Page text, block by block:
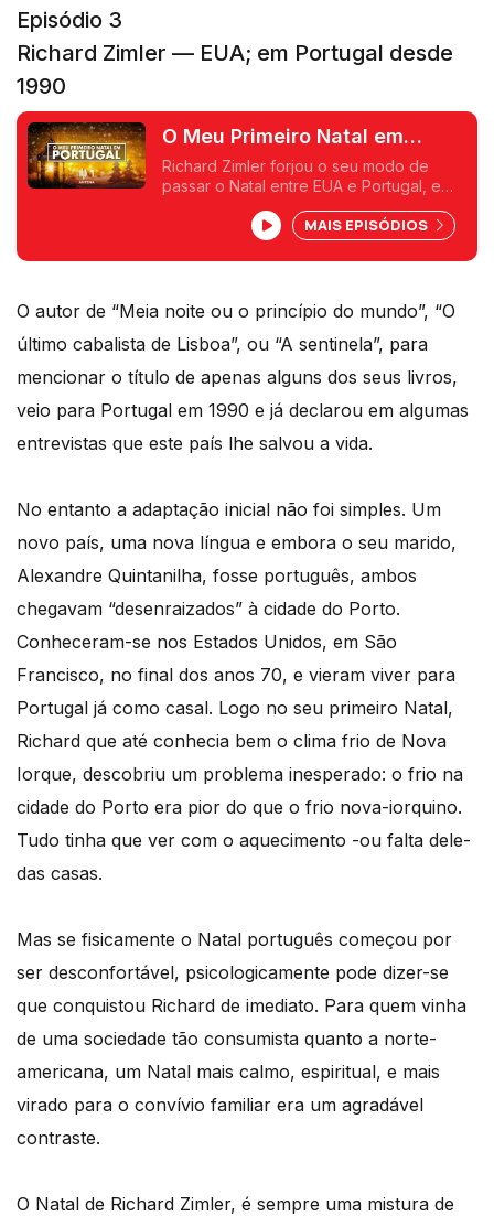
Episódio 3
Richard Zimler — EUA; em Portugal desde
1990
O Meu Primeiro Natal em
Portugal - Richard Zimler
Richard Zimler forjou o seu modo de
passar o Natal entre EUA e Portugal, e
Pedro Miguel Ribeiro foi saber o que o
escritor aprecia no Natal à moda
portuguesa. Ele só dispensa... o frio!
MAIS EPISÓDIOS
O autor de “Meia noite ou o princípio do mundo”, “O
último cabalista de Lisboa”, ou “A sentinela”, para
mencionar o título de apenas alguns dos seus livros,
veio para Portugal em 1990 e já declarou em algumas
entrevistas que este país lhe salvou a vida.
No entanto a adaptação inicial não foi simples. Um
novo país, uma nova língua e embora o seu marido,
Alexandre Quintanilha, fosse português, ambos
chegavam “desenraizados” à cidade do Porto.
Conheceram-se nos Estados Unidos, em São
Francisco, no final dos anos 70, e vieram viver para
Portugal já como casal. Logo no seu primeiro Natal,
Richard que até conhecia bem o clima frio de Nova
Iorque, descobriu um problema inesperado: o frio na
cidade do Porto era pior do que o frio nova-iorquino.
Tudo tinha que ver com o aquecimento -ou falta dele-
das casas.
Mas se fisicamente o Natal português começou por
ser desconfortável, psicologicamente pode dizer-se
que conquistou Richard de imediato. Para quem vinha
de uma sociedade tão consumista quanto a norte-
americana, um Natal mais calmo, espiritual, e mais
virado para o convívio familiar era um agradável
contraste.
O Natal de Richard Zimler, é sempre uma mistura de